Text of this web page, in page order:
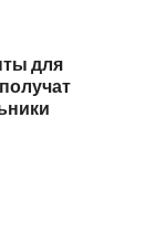
для